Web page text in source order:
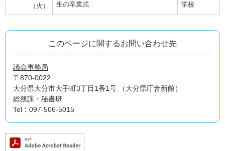
（火）
生の卒業式
学校
このページに関するお問い合わせ先
議会事務局
〒870-0022
大分県大分市大手町3丁目1番1号 （大分県庁舎新館）
総務課・秘書班
Tel：097-506-5015